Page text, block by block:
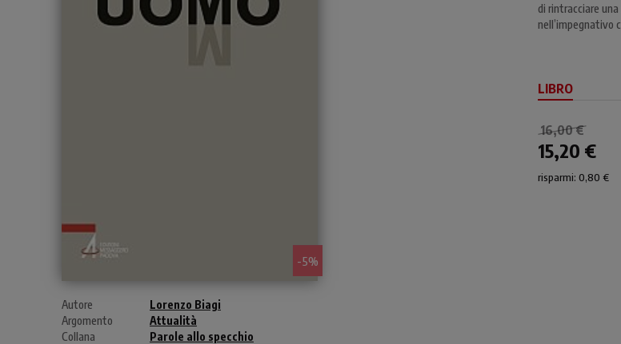
- 5%
Autore
Lorenzo Biagi
Argomento
Attualità
Collana
Parole allo specchio
di rintracciare
nell’impegnativo
LIBRO
16,00 €
15,20 €
risparmi: 0,80 €